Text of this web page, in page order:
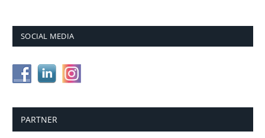
SOCIAL MEDIA
PARTNER